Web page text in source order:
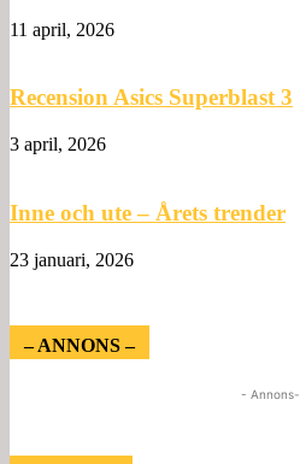
11 april, 2026
Recension Asics Superblast 3
3 april, 2026
Inne och ute – Årets trender
23 januari, 2026
– ANNONS –
- Annons-